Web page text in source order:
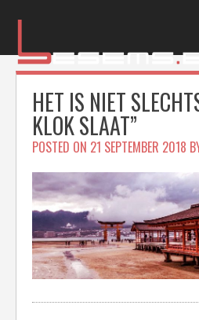
HET IS NIET
KLOK SLAAT”
POSTED ON 21 SEPTEMBER 2018